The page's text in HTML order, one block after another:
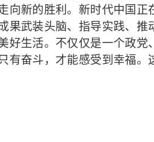
向新的胜利。新时代中国
果武装头脑、指导实践、
好生活。不仅仅是一个政
有奋斗，才能感受到幸福